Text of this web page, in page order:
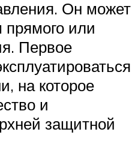
Он может
или
Первое
на которое
и
защитной